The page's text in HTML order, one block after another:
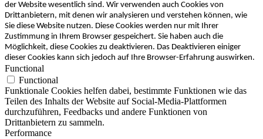
der Website wesentlich sind. Wir verwenden auch Cookies von
Drittanbietern, mit denen wir analysieren und verstehen können, wie
Sie diese Website nutzen. Diese Cookies werden nur mit Ihrer
Zustimmung in Ihrem Browser gespeichert. Sie haben auch die
Möglichkeit, diese Cookies zu deaktivieren. Das Deaktivieren einiger
dieser Cookies kann sich jedoch auf Ihre Browser-Erfahrung auswirken.
Functional
Functional
Funktionale Cookies helfen dabei, bestimmte Funktionen wie das
Teilen des Inhalts der Website auf Social-Media-Plattformen
durchzuführen, Feedbacks und andere Funktionen von
Drittanbietern zu sammeln.
Performance